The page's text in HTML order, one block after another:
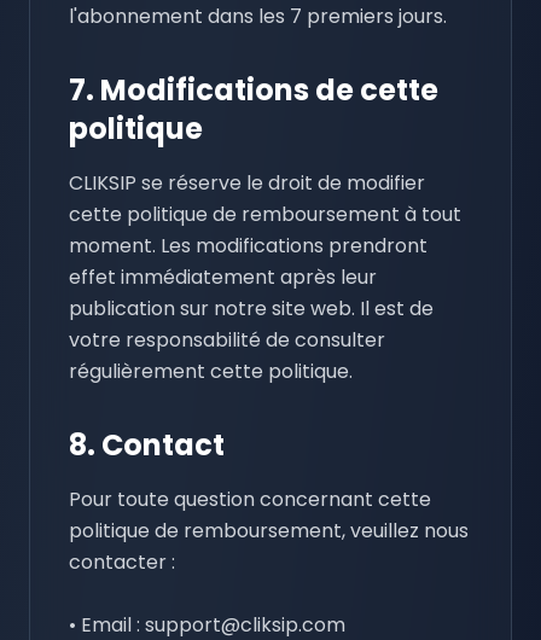
l'abonnement dans les 7 premiers jours.
7. Modifications de cette
politique
CLIKSIP se réserve le droit de modifier
cette politique de remboursement à tout
moment. Les modifications prendront
effet immédiatement après leur
publication sur notre site web. Il est de
votre responsabilité de consulter
régulièrement cette politique.
8. Contact
Pour toute question concernant cette
politique de remboursement, veuillez nous
contacter :
• Email : support@cliksip.com